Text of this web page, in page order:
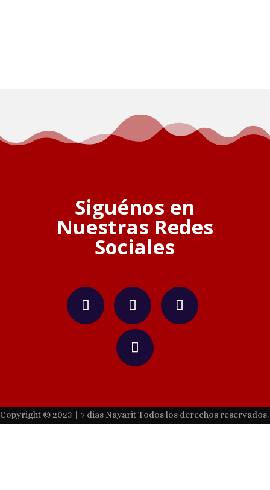
Siguénos en
Nuestras Redes
Sociales
Copyright © 2023 | 7 dias Nayarit Todos los derechos reservados.